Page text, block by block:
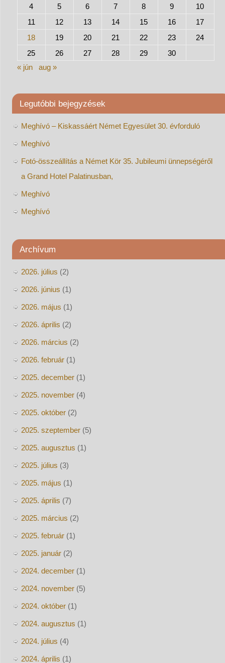
4
5 6 7 8 9
10
11
12 13 14 15 16
17
18
19 20 21 22 23
24
25
26 27 28 29
30
« jún
aug »
Legutóbbi bejegyzések
Meghívó – Kiskassáért Német Egyesület 30. évforduló
Meghívó
Fotó-összeállítás a Német Kör 35. Jubileumi ünnepségéről
a Grand Hotel Palatinusban,
Meghívó
Meghívó
Archívum
2026. július (2)
2026. június (1)
2026. május (1)
2026. április (2)
2026. március (2)
2026. február(1)
2025. december(1)
2025. november(4)
2025. október(2)
2025. szeptember(5)
2025. augusztus (1)
2025. július (3)
2025. május (1)
2025. április (7)
2025. március (2)
2025. február(1)
2025. január(2)
2024. december(1)
2024. november(5)
2024. október(1)
2024. augusztus (1)
2024. július (4)
2024. április (1)